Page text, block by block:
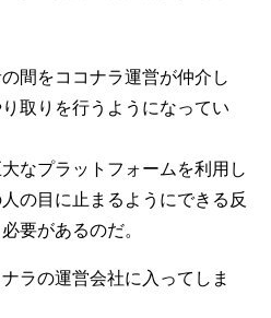
間をココナラ運営が仲介し
取りを行うようになってい
なプラットフォームを利用し
の目に止まるようにできる反
要があるのだ。
ラの運営会社に入ってしま